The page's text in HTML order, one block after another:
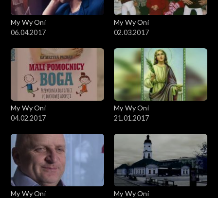
My Wy Oni
06.04.2017
My Wy Oni
02.03.2017
My Wy Oni
04.02.2017
My Wy Oni
21.01.2017
My Wy Oni
My Wy Oni